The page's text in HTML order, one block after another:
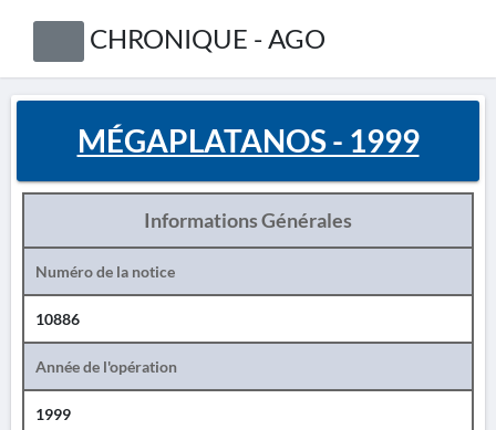
CHRONIQUE - AGO
MÉGAPLATANOS - 1999
Informations Générales
Numéro de la notice
10886
Année de l'opération
1999